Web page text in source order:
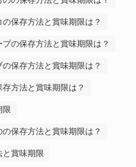
の保存方法と賞味期限は？
プの保存方法と賞味期限は？
の保存方法と賞味期限は？
存方法と賞味期限は？
限
の保存方法と賞味期限は？
と賞味期限